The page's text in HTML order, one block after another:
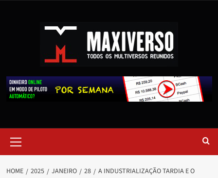
HOME 2025 JANEIRO 28
A INDUSTRIALIZAÇÃO TARDIA E O